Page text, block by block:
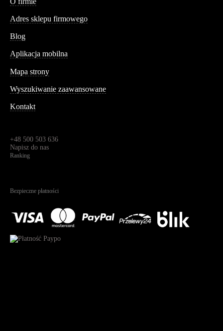
Adres sklepu firmowego
Blog
Aplikacja mobilna
Mapa strony
Wyszukiwanie zaawansowane
Kontakt
+48 500 503 636
Napisz do nas
Ranking
Bezpieczne płatności